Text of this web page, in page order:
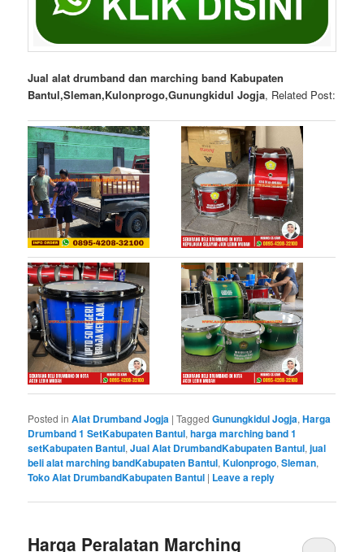
Jual alat drumband dan marching band Kabupaten
Bantul,Sleman,Kulonprogo,Gunungkidul Jogja, Related Post:
Posted in Alat Drumband Jogja |Tagged Gunungkidul Jogja,Harga
Drumband 1 SetKabupaten Bantul,harga marching band 1
setKabupaten Bantul,Jual Alat DrumbandKabupaten Bantul,jual
beli alat marching bandKabupaten Bantul,Kulonprogo,Sleman,
Toko Alat DrumbandKabupaten Bantul | Leave a reply
Harga Peralatan Marching